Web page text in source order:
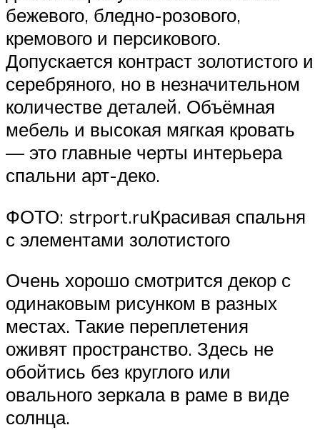
бежевого, бледно-розового,
кремового и персикового.
Допускается контраст золотистого и
серебряного, но в незначительном
количестве деталей. Объёмная
мебель и высокая мягкая кровать
— это главные черты интерьера
спальни арт-деко.
ФОТО: strport.ruКрасивая спальня
с элементами золотистого
Очень хорошо смотрится декор с
одинаковым рисунком в разных
местах. Такие переплетения
оживят пространство. Здесь не
обойтись без круглого или
овального зеркала в раме в виде
солнца.